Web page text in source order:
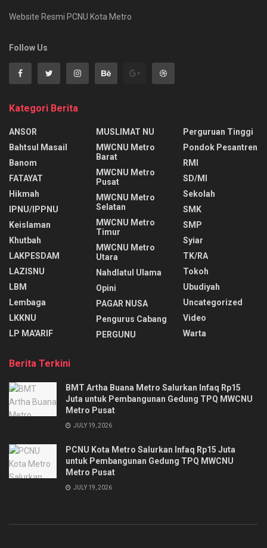
Website Resmi PCNU Kota Metro
Follow Us
Kategori Berita
ANSOR
Bahtsul Masail
Banom
FATAYAT
Hikmah
IPNU/IPPNU
Keislaman
Khutbah
LAKPESDAM
LAZISNU
LBM
Lembaga
LKKNU
LP MA'ARIF
MUSLIMAT NU
MWCNU Metro
Barat
MWCNU Metro
Pusat
MWCNU Metro
Selatan
MWCNU Metro
Timur
MWCNU Metro
Utara
Nahdlatul Ulama
Opini
PAGAR NUSA
Pengurus Cabang
PERGUNU
Perguruan Tinggi
Pondok Pesantren
RMI
SD/MI
Sekolah
SMK
SMP
Syiar
TK/RA
Tokoh
Ubudiyah
Uncategorized
Video
Warta
Berita Terkini
BMT Artha Buana Metro Salurkan Infaq Rp15
Juta untuk Pembangunan Gedung TPQ MWCNU
Metro Pusat
JULY 19, 2026
PCNU Kota Metro Salurkan Infaq Rp15 Juta
untuk Pembangunan Gedung TPQ MWCNU
Metro Pusat
JULY 19, 2026